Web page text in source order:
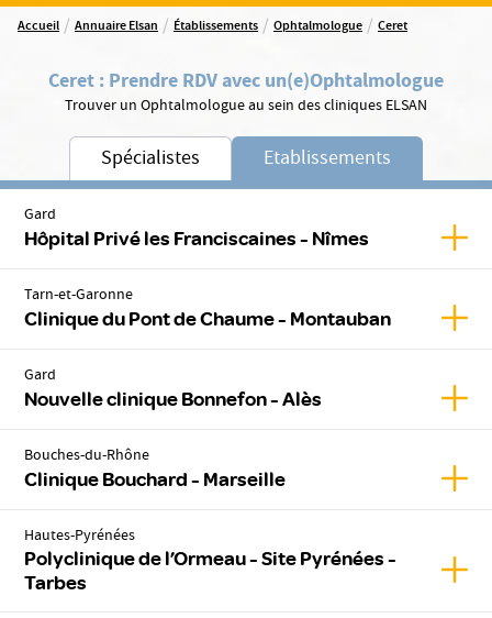
Accueil / Annuaire Elsan / Établissements / Ophtalmologue / Ceret
Ceret : Prendre RDV avec un(e)Ophtalmologue
Trouver un Ophtalmologue au sein des cliniques ELSAN
Spécialistes Etablissements
Gard
Hôpital Privé les Franciscaines - Nîmes
Tarn-et-Garonne
Clinique du Pont de Chaume - Montauban
Gard
Nouvelle clinique Bonnefon - Alès
Bouches-du-Rhône
Clinique Bouchard - Marseille
Hautes-Pyrénées
Polyclinique de l’Ormeau - Site Pyrénées -
Tarbes